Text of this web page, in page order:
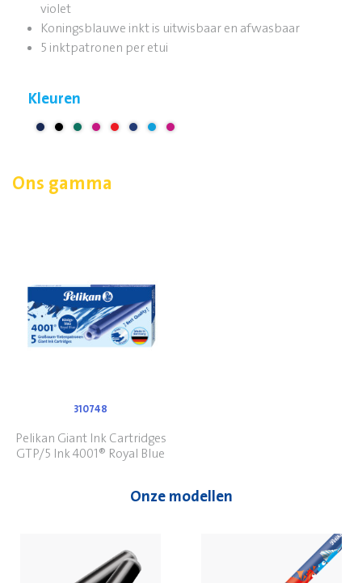
violet
Koningsblauwe inkt is uitwisbaar en afwasbaar
5 inktpatronen per etui
Kleuren
Ons gamma
310748
Pelikan Giant Ink Cartridges
GTP/5 Ink 4001® Royal Blue
Onze modellen